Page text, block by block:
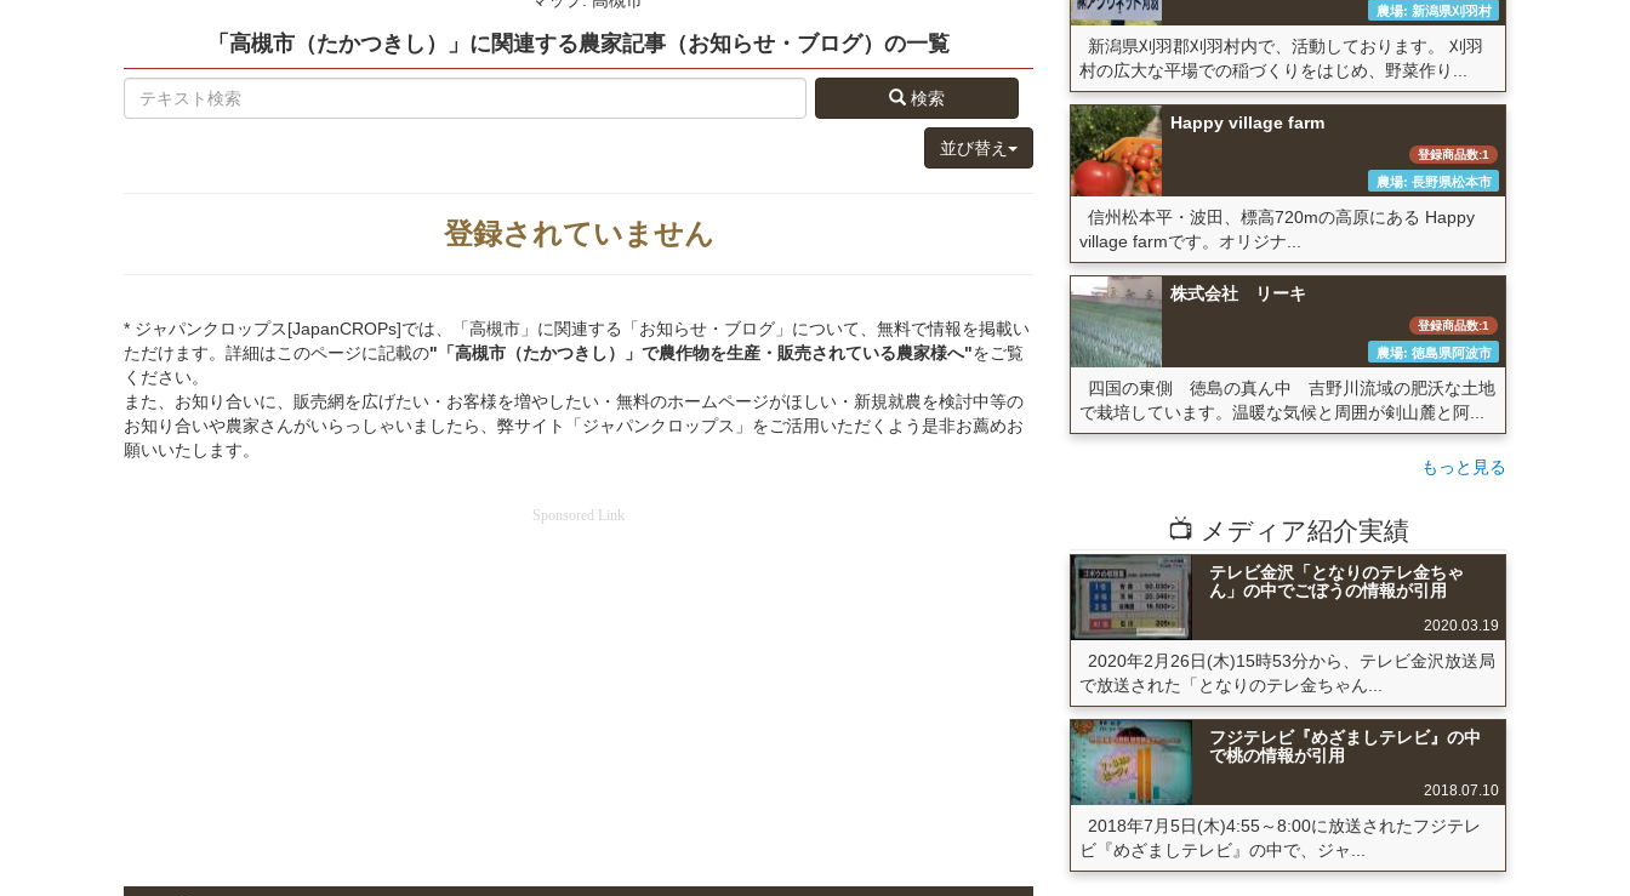
「高槻市（たかつきし）」 に関連する農家記事（お知らせ・ブログ） の一覧
検索
並び替え
登録されていません
* ジャパンクロップス[JapanCROPs]では、「高槻市」に関連する「お知らせ・ブログ」について、無料で情報を掲載い
ただけます。詳細はこのページに記載の"「高槻市（たかつきし）」 で農作物を生産・販売されている農家様へ"をご覧
ください。
また、お知り合いに、販売網を広げたい・お客様を増やしたい・無料のホームページがほしい・新規就農を検討中等の
お知り合いや農家さんがいらっしゃいましたら、弊サイト「ジャパンクロップス」をご活用いただくよう是非お薦めお
願いいたします。
Sponsored Link
農場: 新潟県刈羽村
新潟県刈羽郡刈羽村内で、活動しております。 刈羽
村の広大な平場での稲づくりをはじめ、野菜作り...
Happy village farm
登録商品数:1
農場: 長野県松本市
信州松本平・波田、標高720mの高原にある Happy
village farmです。オリジナ...
株式会社 リーキ
登録商品数:1
農場: 徳島県阿波市
四国の東側 徳島の真ん中 吉野川流域の肥沃な土地
で栽培しています。温暖な気候と周囲が剣山麓と阿...
もっと見る
📺 メディア紹介実績
テレビ金沢「となりのテレ金ちゃ
ん」の中でごぼうの情報が引用
2020.03.19
2020年2月26日(木)15時53分から、テレビ金沢放送局
で放送された「となりのテレ金ちゃん...
フジテレビ『めざましテレビ』の中
で桃の情報が引用
2018.07.10
2018年7月5日(木)4:55～8:00に放送されたフジテレ
ビ『めざましテレビ』の中で、ジャ...